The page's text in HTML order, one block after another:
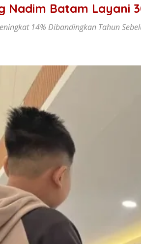
Nadim Batam Layani
14% Dibandingkan Tahun